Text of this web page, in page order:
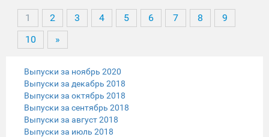
1 2 3 4 5 6 7 8
9
10
»
Выпуски за ноябрь 2020
Выпуски за декабрь 2018
Выпуски за октябрь 2018
Выпуски за сентябрь 2018
Выпуски за август 2018
Выпуски за июль 2018